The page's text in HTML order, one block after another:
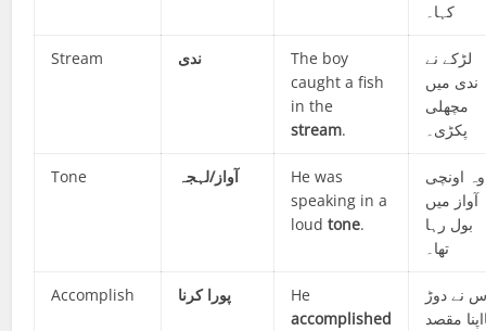
کہا۔
Stream ندی
The boy
caught a fish
in the
stream.
لڑکے نے
ندی میں
مچھلی
پکڑی۔
Tone آواز/لہجہ
He was
speaking in a
loudtone.
وہ اونچی
آواز میں
بول رہا
تھا۔
Accomplish پورا کرنا
He
accomplished
نے دوڑ
مقصد